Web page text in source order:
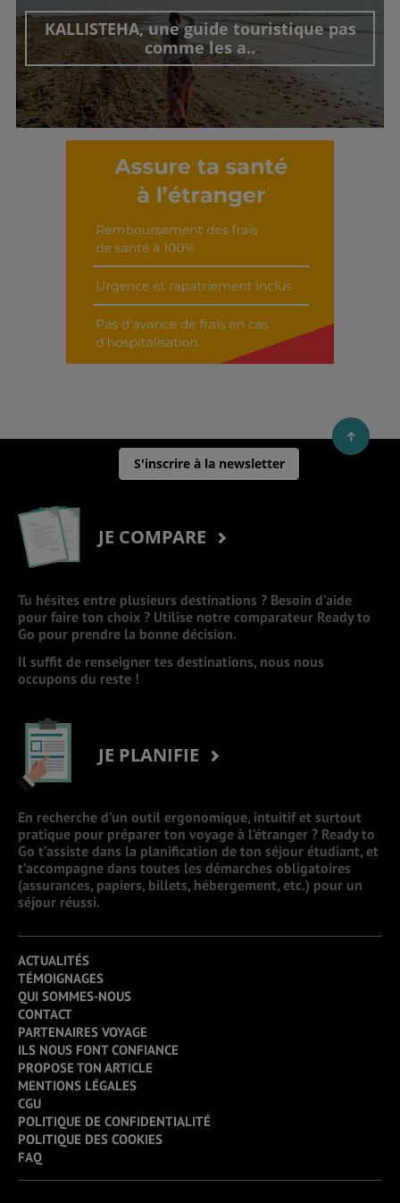
KALLISTEHA, une guide touristique pas
comme les a..
Découvrir cet interview
S'inscrire à la newsletter
JE COMPARE
Tu hésites entre plusieurs destinations ? Besoin d’aide
pour faire ton choix ? Utilise notre comparateur Ready to
Go pour prendre la bonne décision.
Il suffit de renseigner tes destinations, nous nous
occupons du reste !
JE PLANIFIE
En recherche d’un outil ergonomique, intuitif et surtout
pratique pour préparer ton voyage à l’étranger ? Ready to
Go t’assiste dans la planification de ton séjour étudiant, et
t’accompagne dans toutes les démarches obligatoires
(assurances, papiers, billets, hébergement, etc.) pour un
séjour réussi.
ACTUALITÉS
TÉMOIGNAGES
QUI SOMMES-NOUS
CONTACT
PARTENAIRES VOYAGE
ILS NOUS FONT CONFIANCE
PROPOSE TON ARTICLE
MENTIONS LÉGALES
CGU
POLITIQUE DE CONFIDENTIALITÉ
POLITIQUE DES COOKIES
FAQ